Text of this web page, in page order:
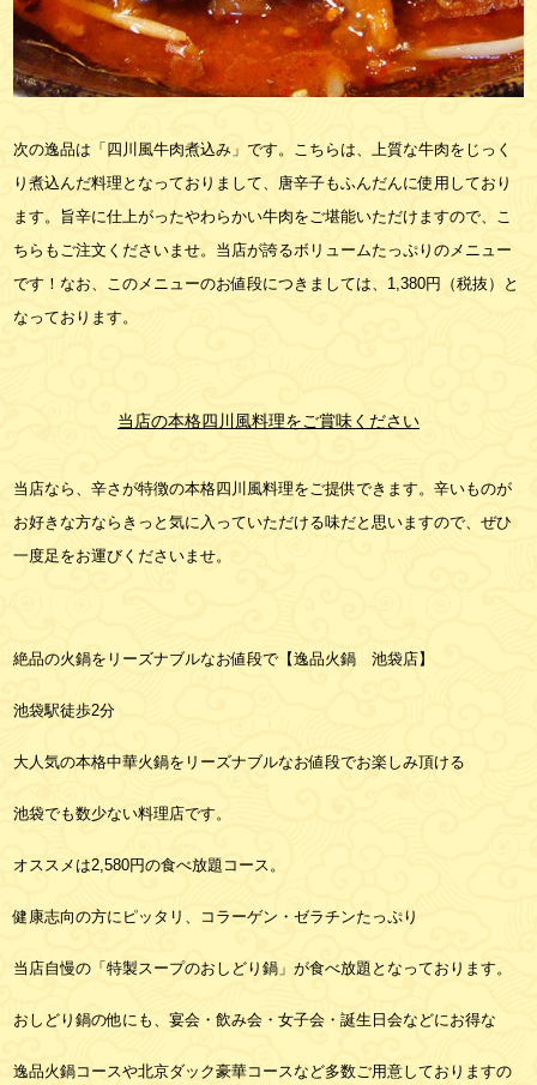
次の逸品は「四川風牛肉煮込み」です。こちらは、上質な牛肉をじっく
り煮込んだ料理となっておりまして、唐辛子もふんだんに使用しており
ます。旨辛に仕上がったやわらかい牛肉をご堪能いただけますので、こ
ちらもご注文くださいませ。当店が誇るボリュームたっぷりのメニュー
です！なお、このメニューのお値段につきましては、1,380円（税抜）と
なっております。
当店の本格四川風料理をご賞味ください
当店なら、辛さが特徴の本格四川風料理をご提供できます。辛いものが
お好きな方ならきっと気に入っていただける味だと思いますので、ぜひ
一度足をお運びくださいませ。
絶品の火鍋をリーズナブルなお値段で【逸品火鍋 池袋店】
池袋駅徒歩2分
大人気の本格中華火鍋をリーズナブルなお値段でお楽しみ頂ける
池袋でも数少ない料理店です。
オススメは2,580円の食べ放題コース。
健康志向の方にピッタリ、コラーゲン・ゼラチンたっぷり
当店自慢の「特製スープのおしどり鍋」が食べ放題となっております。
おしどり鍋の他にも、宴会・飲み会・女子会・誕生日会などにお得な
逸品火鍋コースや北京ダック豪華コースなど多数ご用意しておりますの